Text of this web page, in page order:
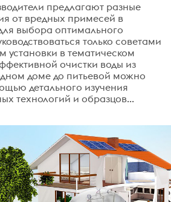
предлагают разные
от вредных примесей в
выбора оптимального
только советами
установки в тематическом
очистки воды из
доме до питьевой можно
детального изучения
технологий и образцов...